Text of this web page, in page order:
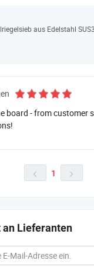
aus Edelstahl
board - from customer
 1 
an Lieferanten